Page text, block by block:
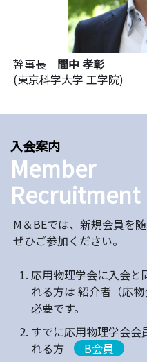
幹事長 間中 孝彰
(東京科学大学 工学院)
入会案内
Member
Recruitment
M＆BEでは、新規会員を
ぜひご参加ください。
応用物理学会に入会と
れる方は 紹介者（応
必要です。
すでに応用物理学会会
れる方
B会員